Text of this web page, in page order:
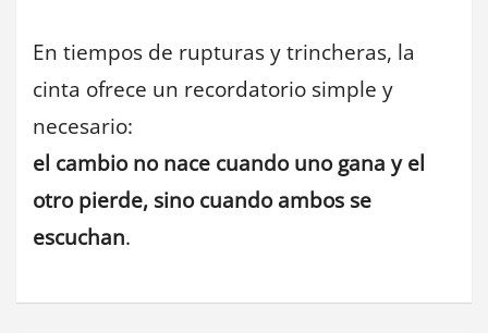
En tiempos de rupturas y trincheras, la
cinta ofrece un recordatorio simple y
necesario:
el cambio no nace cuando uno gana y el
otro pierde, sino cuando ambos se
escuchan.